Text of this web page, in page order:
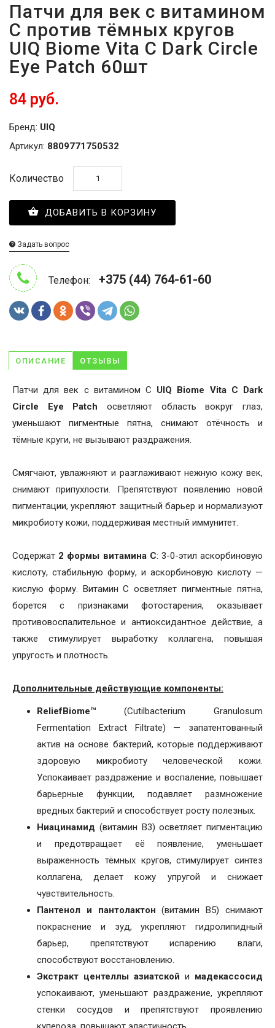
Патчи для век с витамином
С против тёмных кругов
UIQ Biome Vita C Dark Circle
Eye Patch 60шт
84 руб.
Бренд: UIQ
Артикул: 8809771750532
Количество
ДОБАВИТЬ В КОРЗИНУ
Задать вопрос
Телефон: +375 (44) 764-61-60
ОПИСАНИЕ ОТЗЫВЫ
Патчи для век с витамином С UIQ Biome Vita C Dark
Circle Eye Patch осветляют область вокруг глаз,
уменьшают пигментные пятна, снимают отёчность и
тёмные круги, не вызывают раздражения.
Смягчают, увлажняют и разглаживают нежную кожу век,
снимают припухлости. Препятствуют появлению новой
пигментации, укрепляют защитный барьер и нормализуют
микробиоту кожи, поддерживая местный иммунитет.
Содержат 2 формы витамина C: 3-0-этил аскорбиновую
кислоту, стабильную форму, и аскорбиновую кислоту —
кислую форму. Витамин C осветляет пигментные пятна,
борется с признаками фотостарения, оказывает
противовоспалительное и антиоксидантное действие, а
также стимулирует выработку коллагена, повышая
упругость и плотность.
Дополнительные действующие компоненты:
ReliefBiome™ (Cutilbacterium Granulosum
Fermentation Extract Filtrate) — запатентованный
актив на основе бактерий, которые поддерживают
здоровую микробиоту человеческой кожи.
Успокаивает раздражение и воспаление, повышает
барьерные функции, подавляет размножение
вредных бактерий и способствует росту полезных.
Ниацинамид (витамин B3) осветляет пигментацию
и предотвращает её появление, уменьшает
выраженность тёмных кругов, стимулирует синтез
коллагена, делает кожу упругой и снижает
чувствительность.
Пантенол и пантолактон(витамин B5) снимают
покраснение и зуд, укрепляют гидролипидный
барьер, препятствуют испарению влаги,
способствуют восстановлению.
Экстракт центеллы азиатской и мадекассосид
успокаивают, уменьшают раздражение, укрепляют
стенки сосудов и препятствуют проявлению